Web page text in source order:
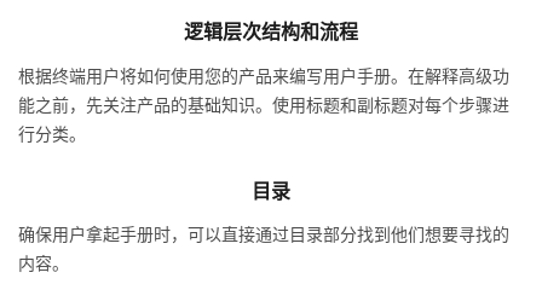
逻辑层次结构和流程
根据终端用户将如何使用您的产品来编写用户手册。在解释高级功
能之前，先关注产品的基础知识。使用标题和副标题对每个步骤进
行分类。
目录
确保用户拿起手册时，可以直接通过目录部分找到他们想要寻找的
内容。